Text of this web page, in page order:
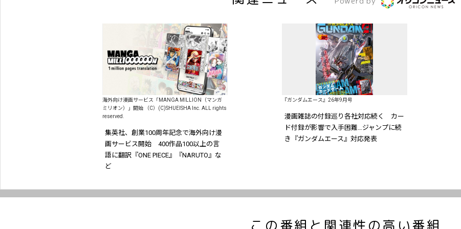
海外向け漫画サービス「MANGA MILLION（マンガ
ミリオン）」開始 （C）(C)SHUEISHA Inc. ALL rights
reserved.
集英社、創業100周年記念で海外向け漫
画サービス開始 400作品100以上の言
語に翻訳『ONE PIECE』『NARUTO』な
ど
『ガンダムエース』26年9月号
漫画雑誌の付録巡り各社対応続く カー
ド付録が影響で入手困難…ジャンプに続
き『ガンダムエース』対応発表
この番組と関連性の高い番組